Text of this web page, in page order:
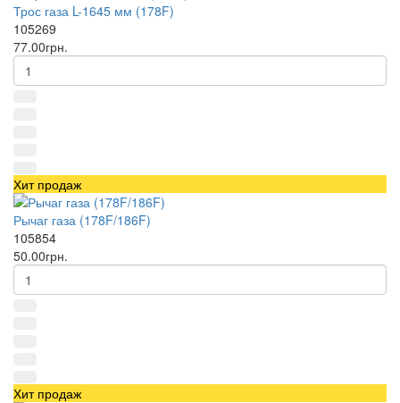
Трос газа L-1645 мм (178F)
105269
77.00грн.
Хит продаж
Рычаг газа (178F/186F)
105854
50.00грн.
Хит продаж